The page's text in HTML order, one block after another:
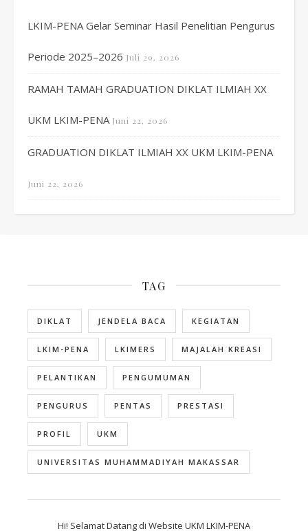
LKIM-PENA Gelar Seminar Hasil Penelitian Pengurus
Periode 2025–2026 Juli 29, 2026
RAMAH TAMAH GRADUATION DIKLAT ILMIAH XX
UKM LKIM-PENA Juni 22, 2026
GRADUATION DIKLAT ILMIAH XX UKM LKIM-PENA
Juni 22, 2026
TAG
DIKLAT JENDELA BACA KEGIATAN
LKIM-PENA LKIMERS MAJALAH KREASI
PELANTIKAN PENGUMUMAN
PENGURUS PENTAS PRESTASI
PROFIL UKM
UNIVERSITAS MUHAMMADIYAH MAKASSAR
Hi! Selamat Datang di Website UKM LKIM-PENA